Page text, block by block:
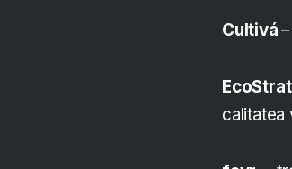
Cultivá
calitatea